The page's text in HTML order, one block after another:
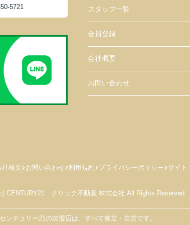
5721 スタッフ一覧
会員登録
会社概要
お問い合わせ
社概要 お問い合わせ 利用規約 プライバシーポリシー サイト
CENTURY21 クリック不動産 株式会社 All Rights Reserved.
センチュリー21の加盟店は、すべて独立・自営です。